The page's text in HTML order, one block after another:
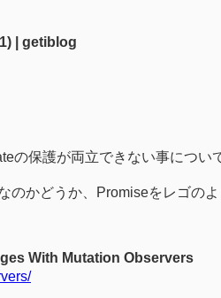
| getiblog
の保護が両立できない事につい
かどうか、Promiseをレゴのよ
With Mutation Observers